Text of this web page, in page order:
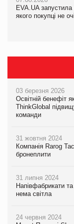
EVA.UA
якого покупці не
05.08.2026
Мережа
03 березня 2026
Освітній бенефіт
ThinkGlobal
команди
31 жовтня 2024
Компанія Rarog
бронеплити
31 липня 2024
Напівфабрикати
нема світла
24 червня 2024